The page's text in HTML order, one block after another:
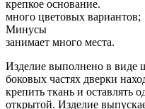
крепкое основание.
много цветовых вариантов;
Минусы
занимает много места.
Изделие выполнено в
боковых частях дверки
крепить ткань и оставлять
открытой. Изделие